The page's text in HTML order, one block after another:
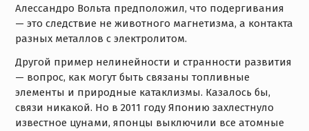
Алессандро Вольта предположил, что подергивания
— это следствие не животного магнетизма, а контакта
разных металлов с электролитом.
Другой пример нелинейности и странности развития
— вопрос, как могут быть связаны топливные
элементы и природные катаклизмы. Казалось бы,
связи никакой. Но в 2011 году Японию захлестнуло
известное цунами, японцы выключили все атомные